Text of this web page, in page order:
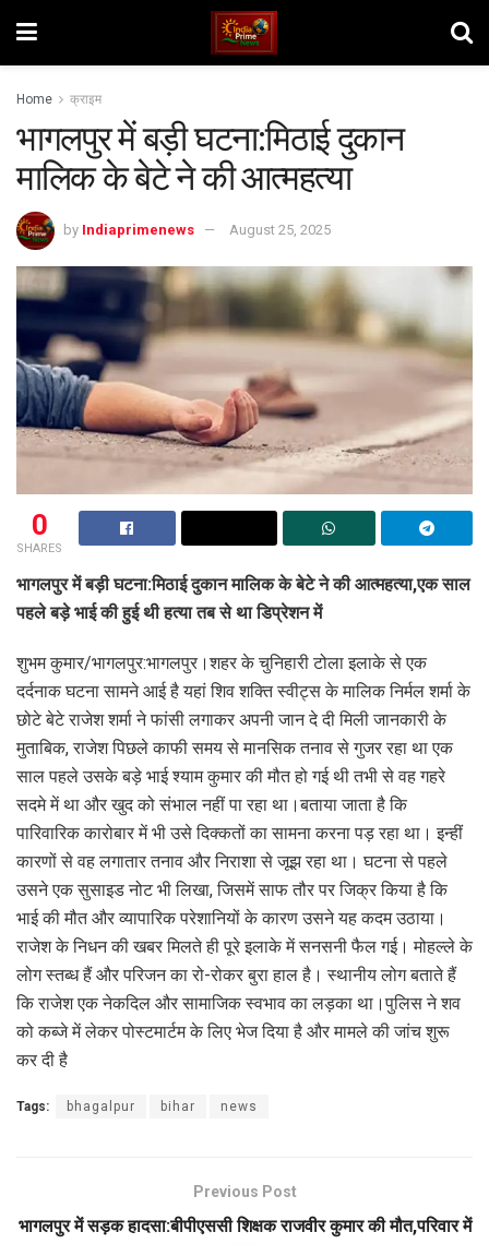
Home क्राइम
भागलपुर में बड़ी घटना:मिठाई दुकान
मालिक के बेटे ने की आत्महत्या
by Indiaprimenews August 25, 2025
0
SHARES
भागलपुर में बड़ी घटना:मिठाई दुकान मालिक के बेटे ने की आत्महत्या,एक साल
पहले बड़े भाई की हुई थी हत्या तब से था डिप्रेशन में
शुभम कुमार/भागलपुर:भागलपुर।शहर के चुनिहारी टोला इलाके से एक
दर्दनाक घटना सामने आई है यहां शिव शक्ति स्वीट्स के मालिक निर्मल शर्मा के
छोटे बेटे राजेश शर्मा ने फांसी लगाकर अपनी जान दे दी मिली जानकारी के
मुताबिक, राजेश पिछले काफी समय से मानसिक तनाव से गुजर रहा था एक
साल पहले उसके बड़े भाई श्याम कुमार की मौत हो गई थी तभी से वह गहरे
सदमे में था और खुद को संभाल नहीं पा रहा था।बताया जाता है कि
पारिवारिक कारोबार में भी उसे दिक्कतों का सामना करना पड़ रहा था। इन्हीं
कारणों से वह लगातार तनाव और निराशा से जूझ रहा था। घटना से पहले
उसने एक सुसाइड नोट भी लिखा, जिसमें साफ तौर पर जिक्र किया है कि
भाई की मौत और व्यापारिक परेशानियों के कारण उसने यह कदम उठाया।
राजेश के निधन की खबर मिलते ही पूरे इलाके में सनसनी फैल गई। मोहल्ले के
लोग स्तब्ध हैं और परिजन का रो-रोकर बुरा हाल है। स्थानीय लोग बताते हैं
कि राजेश एक नेकदिल और सामाजिक स्वभाव का लड़का था।पुलिस ने शव
को कब्जे में लेकर पोस्टमार्टम के लिए भेज दिया है और मामले की जांच शुरू
कर दी है
Tags: bhagalpur bihar news
Previous Post
भागलपुर में सड़क हादसा:बीपीएससी शिक्षक राजवीर कुमार की मौत,परिवार में